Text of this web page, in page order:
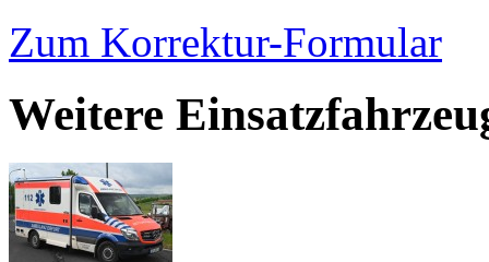
Zum Korrektur-Formular
Weitere